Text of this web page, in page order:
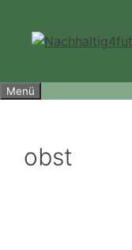
springen
Menü
obst